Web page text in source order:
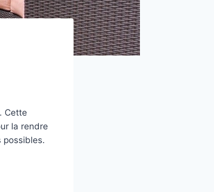
Cette
la rendre
possibles.